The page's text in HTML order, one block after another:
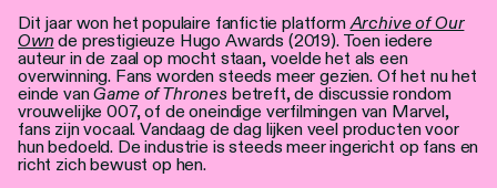
Dit jaar won het populaire fanfictie platformArchive of Our
Own de prestigieuze Hugo Awards (2019). Toen iedere
auteur in de zaal op mocht staan, voelde het als een
overwinning. Fans worden steeds meer gezien. Of het nu het
einde vanGame of Thrones betreft, de discussie rondom
vrouwelijke 007, of de oneindige verfilmingen van Marvel,
fans zijn vocaal. Vandaag de dag lijken veel producten voor
hun bedoeld. De industrie is steeds meer ingericht op fans en
richt zich bewust op hen.